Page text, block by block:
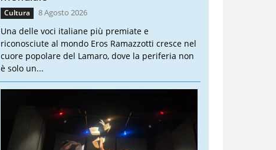
Cultura 8 Agosto 2026
Una delle voci italiane più premiate e
riconosciute al mondo Eros Ramazzotti cresce nel
cuore popolare del Lamaro, dove la periferia non
è solo un...